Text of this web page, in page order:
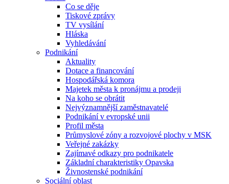
Co se děje
Tiskové zprávy
TV vysílání
Hláska
Vyhledávání
Podnikání
Aktuality
Dotace a financování
Hospodářská komora
Majetek města k pronájmu a prodeji
Na koho se obrátit
Nejvýznamnější zaměstnavatelé
Podnikání v evropské unii
Profil města
Průmyslové zóny a rozvojové plochy v MSK
Veřejné zakázky
Zajímavé odkazy pro podnikatele
Základní charakteristiky Opavska
Živnostenské podnikání
Sociální oblast